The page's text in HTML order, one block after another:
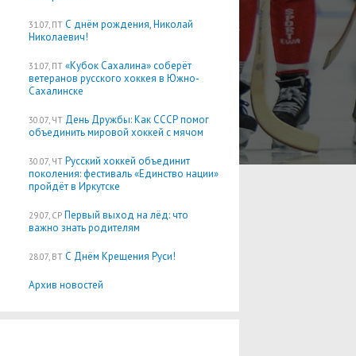
31.07, ПТ С днём рождения, Николай
Николаевич!
31.07, ПТ «Кубок Сахалина» соберёт
ветеранов русского хоккея в Южно-
Сахалинске
30.07, ЧТ День Дружбы: Как СССР помог
объединить мировой хоккей с мячом
30.07, ЧТ Русский хоккей объединит
поколения: фестиваль «Единство нации»
пройдёт в Иркутске
29.07, СР Первый выход на лёд: что
важно знать родителям
28.07, ВТ С Днём Крещения Руси!
Архив новостей